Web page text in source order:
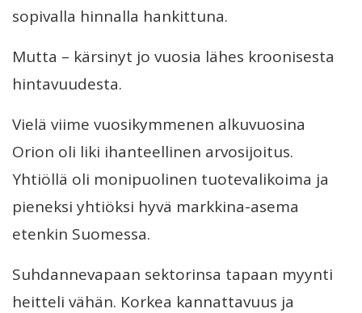
sopivalla hinnalla hankittuna.
Mutta – kärsinyt jo vuosia lähes kroonisesta
hintavuudesta.
Vielä viime vuosikymmenen alkuvuosina
Orion oli liki ihanteellinen arvosijoitus.
Yhtiöllä oli monipuolinen tuotevalikoima ja
pieneksi yhtiöksi hyvä markkina-asema
etenkin Suomessa.
Suhdannevapaan sektorinsa tapaan myynti
heitteli vähän. Korkea kannattavuus ja